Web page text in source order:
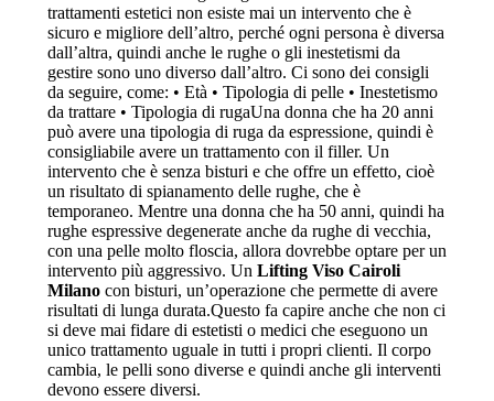
trattamenti estetici non esiste mai un intervento che è
sicuro e migliore dell’altro, perché ogni persona è diversa
dall’altra, quindi anche le rughe o gli inestetismi da
gestire sono uno diverso dall’altro. Ci sono dei consigli
da seguire, come: • Età • Tipologia di pelle • Inestetismo
da trattare • Tipologia di rugaUna donna che ha 20 anni
può avere una tipologia di ruga da espressione, quindi è
consigliabile avere un trattamento con il filler. Un
intervento che è senza bisturi e che offre un effetto, cioè
un risultato di spianamento delle rughe, che è
temporaneo. Mentre una donna che ha 50 anni, quindi ha
rughe espressive degenerate anche da rughe di vecchia,
con una pelle molto floscia, allora dovrebbe optare per un
intervento più aggressivo. Un Lifting Viso Cairoli
Milanocon bisturi, un’operazione che permette di avere
risultati di lunga durata.Questo fa capire anche che non ci
si deve mai fidare di estetisti o medici che eseguono un
unico trattamento uguale in tutti i propri clienti. Il corpo
cambia, le pelli sono diverse e quindi anche gli interventi
devono essere diversi.